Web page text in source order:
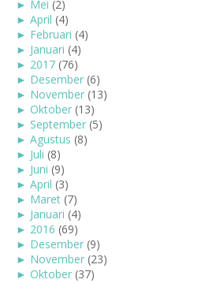
► Mei (2)
► April (4)
► Februari (4)
► Januari (4)
► 2017 (76)
► Desember (6)
► November (13)
► Oktober (13)
► September (5)
► Agustus (8)
► Juli (8)
► Juni (9)
► April (3)
► Maret (7)
► Januari (4)
► 2016 (69)
► Desember (9)
► November (23)
► Oktober (37)